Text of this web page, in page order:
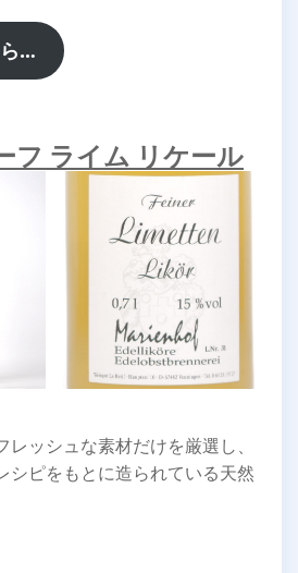
…
フ ライム リケール
ッシュな素材だけを厳選し、
シピをもとに造られている天然